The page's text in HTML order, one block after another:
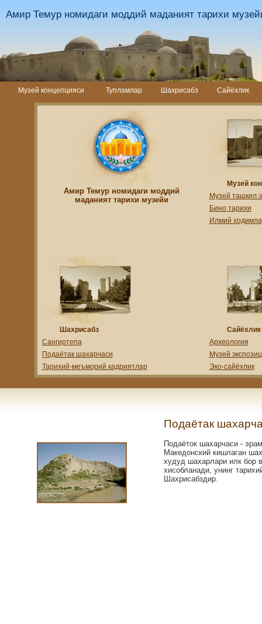
Музей концепцияси Тупламлар Шахрисабз Сайёхлик
Амир Темур номидаги моддий маданият тарихи
Амир Темур номидаги моддий
маданият тарихи музейи
Музей
Музей ташкил
Бино тарихи
Илмий
Шахрисабз
Сангиртепа
Подаётак шахарчаси
Тарихий-меъморий кадриятлар
Сайёхлик
Археология
Музей
Эко-сайёхлик
Подаётак
Подаёток шахарчаси -
Македонский кишлаган
худуд шахарлари илк бор
хисобланади, унинг
Шахрисабздир.